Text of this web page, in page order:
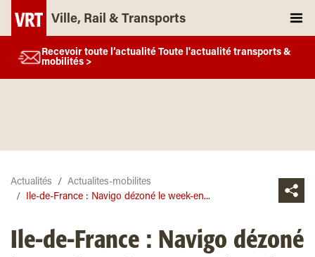
Ville, Rail & Transports
Recevoir toute l’actualité Toute l'actualité transports &
mobilités >
Actualités
Actualites-mobilites
Ile-de-France : Navigo dézoné le week-en...
Ile-de-France : Navigo dézoné